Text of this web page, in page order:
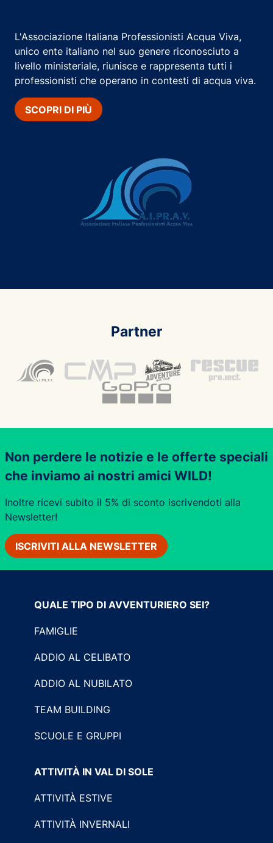
L'Associazione Italiana Professionisti Acqua Viva,
unico ente italiano nel suo genere riconosciuto a
livello ministeriale, riunisce e rappresenta tutti i
professionisti che operano in contesti di acqua viva.
SCOPRI DI PIÙ
Partner
Non perdere le notizie e le offerte speciali
che inviamo ai nostri amici WILD!
Inoltre ricevi subito il 5% di sconto iscrivendoti alla
Newsletter!
ISCRIVITI ALLA NEWSLETTER
QUALE TIPO DI AVVENTURIERO SEI?
FAMIGLIE
ADDIO AL CELIBATO
ADDIO AL NUBILATO
TEAM BUILDING
SCUOLE E GRUPPI
ATTIVITÀ IN VAL DI SOLE
ATTIVITÀ ESTIVE
ATTIVITÀ INVERNALI